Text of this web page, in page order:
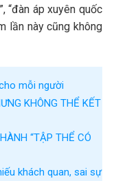
“đàn áp xuyên quốc
lần này cũng không
mỗi người
KHÔNG THỂ KẾT
“TẬP THỂ CÓ
khách quan, sai sự